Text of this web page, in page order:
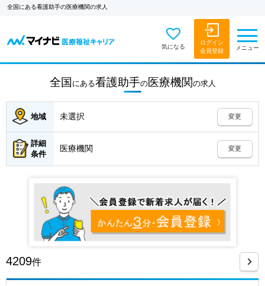
全国にある看護助手の医療機関の求人
気になる
ログイン
会員登録
メニュー
全国 にある看護助手の医療機関の求人
地域 未選択 変更
詳細
条件
医療機関 変更
4209件